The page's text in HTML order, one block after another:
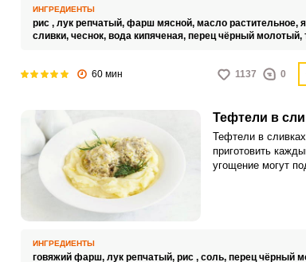
ИНГРЕДИЕНТЫ
рис , лук репчатый, фарш мясной, масло растительное,
сливки, чеснок, вода кипяченая, перец чёрный молотый,
60 мин 1137 0
Тефтели в
Тефтели в
приготовить
угощение могут
ИНГРЕДИЕНТЫ
говяжий фарш, лук репчатый, рис , соль, перец чёрный